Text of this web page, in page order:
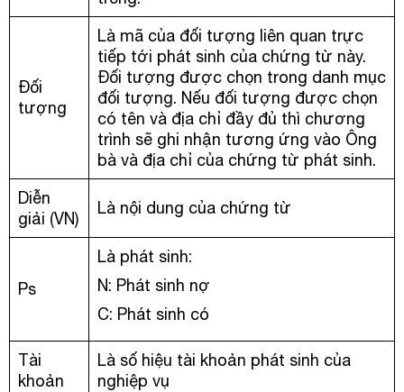
Đối
tượng
Là mã của đối tượng liên quan trực
tiếp tới phát sinh của chứng từ này.
Đối tượng được chọn trong danh mục
đối tượng. Nếu đối tượng được chọn
có tên và địa chỉ đầy đủ thì chương
trình sẽ ghi nhận tương ứng vào Ông
bà và địa chỉ của chứng từ phát sinh.
Diễn
giải (VN)
Là nội dung của chứng từ
Ps
Là phát sinh:
N: Phát sinh nợ
C: Phát sinh có
Tài
khoản
Là số hiệu tài khoản phát sinh của
nghiệp vụ